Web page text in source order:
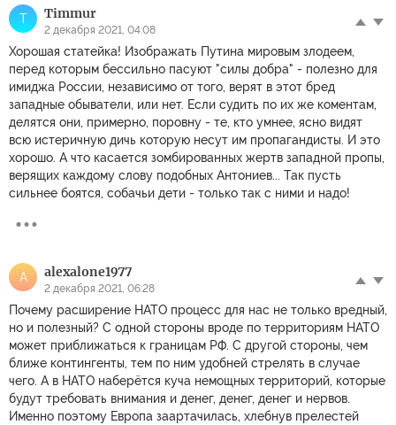
T Timmur
2 декабря 2021, 04:08
Хорошая статейка! Изображать Путина мировым злодеем,
перед которым бессильно пасуют "силы добра" - полезно для
имиджа России, независимо от того, верят в этот бред
западные обыватели, или нет. Если судить по их же коментам,
делятся они, примерно, поровну - те, кто умнее, ясно видят
всю истеричную дичь которую несут им пропагандисты. И это
хорошо. А что касается зомбированных жертв западной пропы,
верящих каждому слову подобных Антониев... Так пусть
сильнее боятся, собачьи дети - только так с ними и надо!
A alexalone1977
2 декабря 2021, 06:28
Почему расширение НАТО процесс для нас не только вредный,
но и полезный? С одной стороны вроде по территориям НАТО
может приближаться к границам РФ. С другой стороны, чем
ближе контингенты, тем по ним удобней стрелять в случае
чего. А в НАТО наберётся куча немощных территорий, которые
будут требовать внимания и денег, денег, денег и нервов.
Именно поэтому Европа заартачилась, хлебнув прелестей